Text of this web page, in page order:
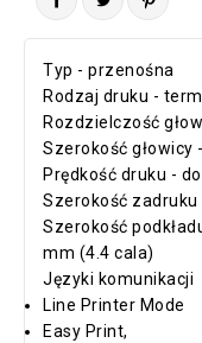
Typ - przenośna
Rodzaj druku -
Rozdzielczość
Szerokość głowicy
Prędkość druku -
Szerokość zadruku
Szerokość
mm (4.4 cala)
Języki komunikacji
Line Printer Mode
Easy Print,